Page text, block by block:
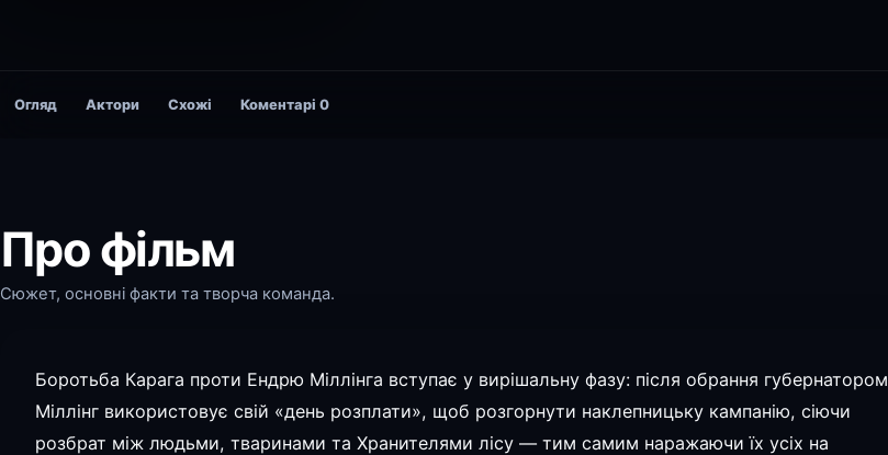
Огляд Актори Схожі Коментарі 0
Про фільм
Сюжет, основні факти та творча команда.
Боротьба Карага проти Ендрю Міллінга вступає у вирішальну фазу: після обрання губернатором
Міллінг використовує свій «день розплати», щоб розгорнути наклепницьку кампанію, сіючи
розбрат між людьми, тваринами та Хранителями лісу — тим самим наражаючи їх усіх на